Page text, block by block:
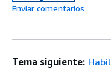
Enviar comentarios
Tema siguiente: